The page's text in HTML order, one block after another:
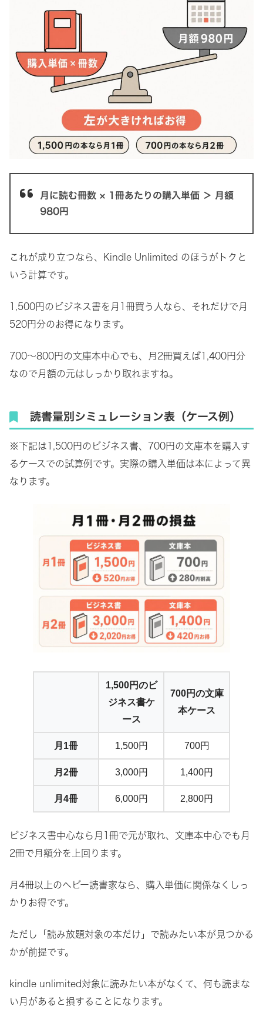
月に読む冊数 × 1冊あたりの購入単価 ＞ 月額
980円
これが成り立つなら、Kindle Unlimited のほうがトクと
いう計算です。
1,500円のビジネス書を月1冊買う人なら、それだけで月
520円分のお得になります。
700～800円の文庫本中心でも、月2冊買えば1,400円分
なので月額の元はしっかり取れますね。
読書量別シミュレーション表（ケース例）
※下記は1,500円のビジネス書、700円の文庫本を購入す
るケースでの試算例です。実際の購入単価は本によって異
なります。
1,500円のビ
ジネス書ケ
ース
700円の文庫
本ケース
月1冊 1,500円 700円
月2冊 3,000円 1,400円
月4冊 6,000円 2,800円
ビジネス書中心なら月1冊で元が取れ、文庫本中心でも月
2冊で月額分を上回ります。
月4冊以上のヘビー読書家なら、購入単価に関係なくしっ
かりお得です。
ただし「読み放題対象の本だけ」で読みたい本が見つかる
かが前提です。
kindle unlimited対象に読みたい本がなくて、何も読まな
い月があると損することになります。